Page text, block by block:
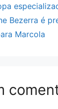
Bezerra é
Marcola